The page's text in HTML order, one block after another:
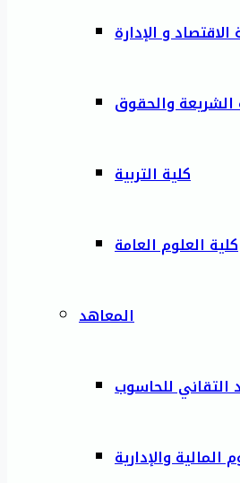
الاقتصاد و الإدارة
الشريعة والحقوق
كلية التربية
كلية العلوم العامة
المعاهد
التقاني للحاسوب
والإدارية